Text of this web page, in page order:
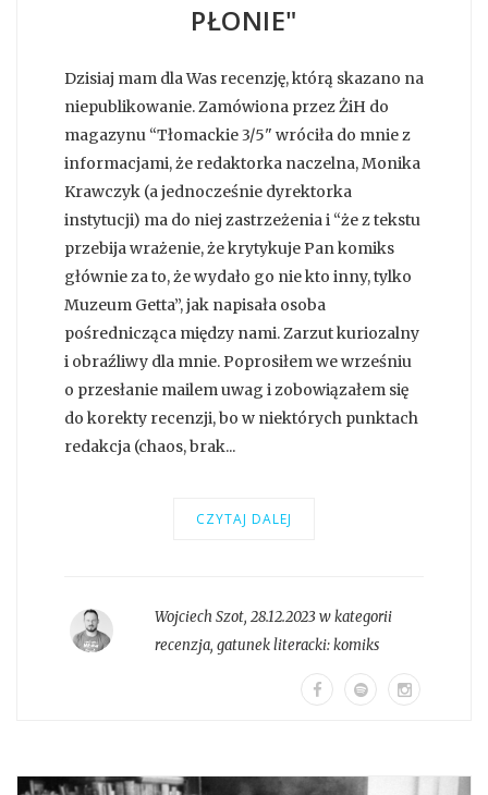
PŁONIE"
Dzisiaj mam dla Was recenzję, którą skazano na
niepublikowanie. Zamówiona przez ŻiH do
magazynu “Tłomackie 3/5" wróciła do mnie z
informacjami, że redaktorka naczelna, Monika
Krawczyk (a jednocześnie dyrektorka
instytucji) ma do niej zastrzeżenia i “że z tekstu
przebija wrażenie, że krytykuje Pan komiks
głównie za to, że wydało go nie kto inny, tylko
Muzeum Getta”, jak napisała osoba
pośrednicząca między nami. Zarzut kuriozalny
i obraźliwy dla mnie. Poprosiłem we wrześniu
o przesłanie mailem uwag i zobowiązałem się
do korekty recenzji, bo w niektórych punktach
redakcja (chaos, brak...
CZYTAJ DALEJ
Wojciech Szot, 28.12.2023 w kategorii
recenzja, gatunek literacki:komiks